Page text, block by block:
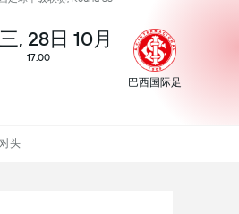
, 28日 10月
17:00
巴西国际足
头